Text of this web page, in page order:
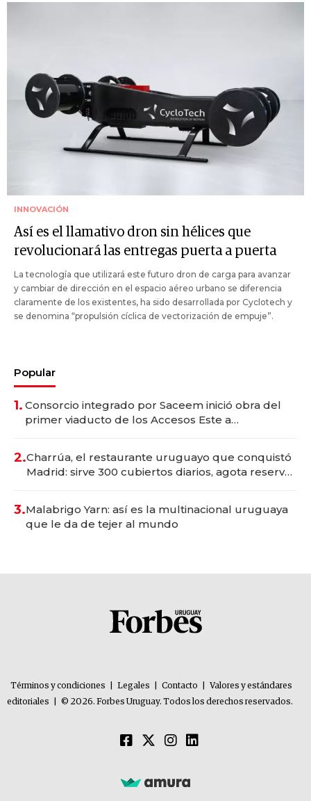
INNOVACIÓN
Así es el llamativo dron sin hélices que
revolucionará las entregas puerta a puerta
La tecnología que utilizará este futuro dron de carga para avanzar
y cambiar de dirección en el espacio aéreo urbano se diferencia
claramente de los existentes, ha sido desarrollada por Cyclotech y
se denomina “propulsión cíclica de vectorización de empuje”.
Popular
1. Consorcio integrado por Saceem inició obra del
primer viaducto de los Accesos Este a
2.Charrúa, el restaurante uruguayo que conquistó
Madrid: sirve 300 cubiertos diarios, agota reservas
3.Malabrigo Yarn: así es la multinacional uruguaya
que le da de tejer al mundo
Términos y condiciones Legales Contacto
Valores y estándares
editoriales
© 2026. Forbes Uruguay. Todos los derechos reservados.